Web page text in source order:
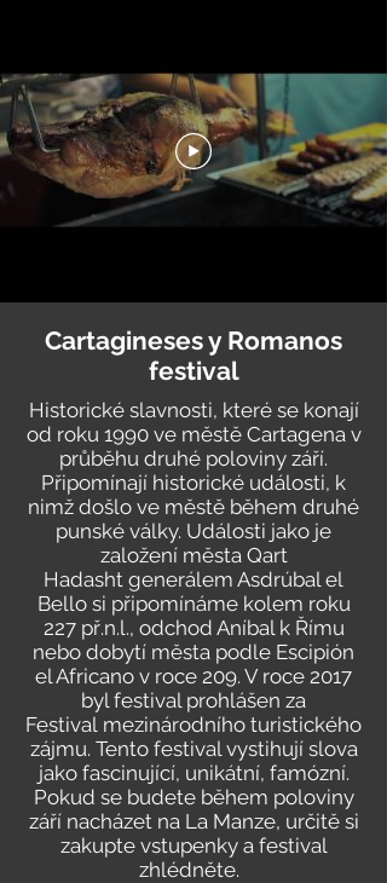
Cartagineses y Romanos
festival
Historické slavnosti, které se konají
od roku 1990 ve městě Cartagena v
průběhu druhé poloviny září.
Připomínají historické události, k
nimž došlo ve městě během druhé
punské války. Události jako je
založení města Qart
Hadasht generálem Asdrúbal el
Bello si připomínáme kolem roku
227 př.n.l., odchod Aníbal k Římu
nebo dobytí města podle Escipión
el Africano v roce 209. V roce 2017
byl festival prohlášen za
Festival mezinárodního turistického
zájmu. Tento festival vystihují slova
jako fascinující, unikátní, famózní.
Pokud se budete během poloviny
září nacházet na La Manze, určitě si
zakupte vstupenky a festival
zhlédněte.